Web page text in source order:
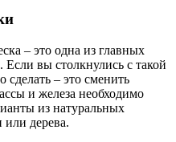
– это одна из главных
вы столкнулись с такой
– это сменить
и железа необходимо
из натуральных
или дерева.